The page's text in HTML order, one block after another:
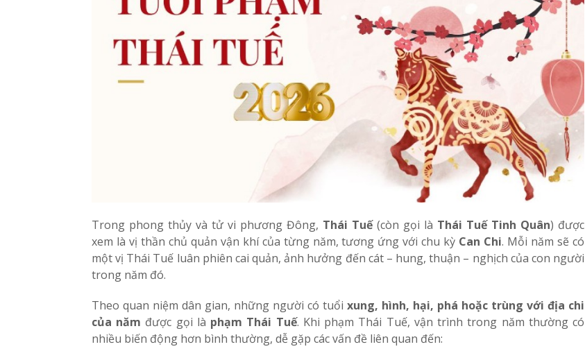
Trong phong thủy và tử vi phương Đông, Thái Tuế(còn gọi là Thái Tuế Tinh Quân) được
xem là vị thần chủ quản vận khí của từng năm, tương ứng với chu kỳ Can Chi. Mỗi năm sẽ có
một vị Thái Tuế luân phiên cai quản, ảnh hưởng đến cát – hung, thuận – nghịch của con người
trong năm đó.
Theo quan niệm dân gian, những người có tuổi xung, hình, hại, phá hoặc trùng với địa chi
của năm được gọi là phạm Thái Tuế. Khi phạm Thái Tuế, vận trình trong năm thường có
nhiều biến động hơn bình thường, dễ gặp các vấn đề liên quan đến: